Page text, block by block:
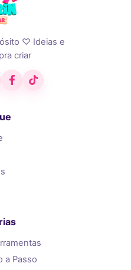
♡ Ideias e
criar
Facebook
TikTok
a Passo